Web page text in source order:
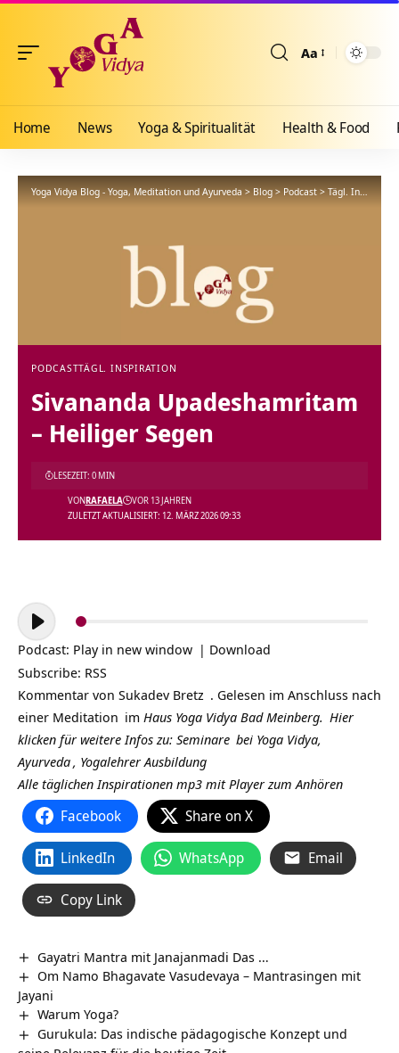
Aa
Home News Yoga & Spiritualität Health & Food
Yoga Vidya Blog - Yoga, Meditation und Ayurveda>Blog>Podcast>Tägl. Inspiration
PODCASTTÄGL. INSPIRATION
Sivananda Upadeshamritam
– Heiliger Segen
ZULETZT AKTUALISIERT: 12. MÄRZ 2026 09:33
VONRAFAELA VOR 13 JAHREN
LESEZEIT: 0 MIN
Audio-
Player
Podcast: Play in new window | Download
Subscribe: RSS
Kommentar von Sukadev Bretz . Gelesen im Anschluss nach
einer Meditation im Haus Yoga Vidya Bad Meinberg. Hier
klicken für weitere Infos zu: Seminare bei Yoga Vidya,
Ayurveda, Yogalehrer Ausbildung
Alle täglichen Inspirationen mp3 mit Player zum Anhören
Facebook Share on X
LinkedIn WhatsApp Email
Copy Link
Gayatri Mantra mit Janajanmadi Das …
Om Namo Bhagavate Vasudevaya – Mantrasingen mit
Jayani
Warum Yoga?
Gurukula: Das indische pädagogische Konzept und